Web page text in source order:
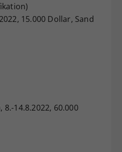
15.000 Dollar, Sand
8.-14.8.2022, 60.000